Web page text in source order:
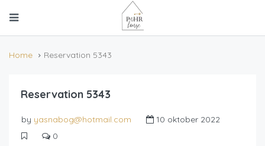
Home Reservation 5343
Reservation 5343
by yasnabog@hotmail.com
10 oktober 2022
0